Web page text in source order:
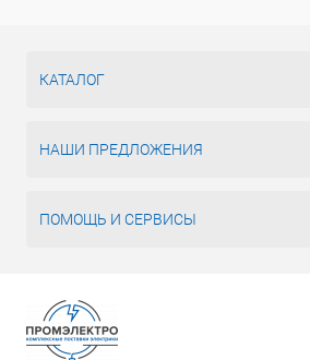
КАТАЛОГ
НАШИ ПРЕДЛОЖЕНИЯ
ПОМОЩЬ И СЕРВИСЫ